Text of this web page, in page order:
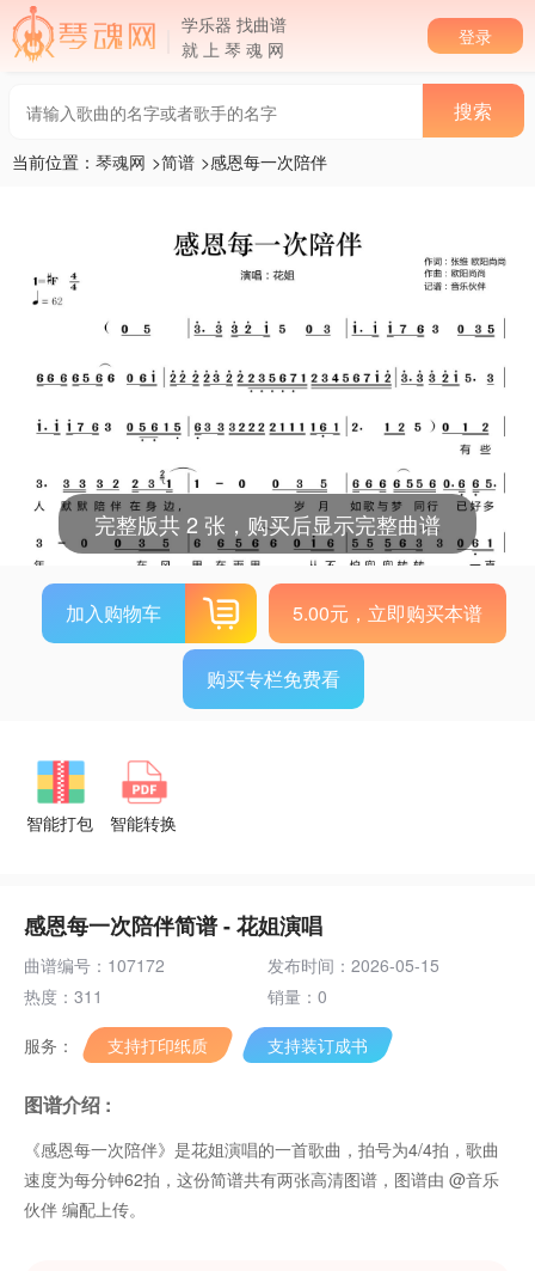
学乐器 找曲谱
就 上 琴 魂 网
登录
当前位置： 琴魂网 >简谱 >感恩每一次陪伴
完整版共 2 张，购买后显示完整曲谱
加入购物车 5.00元，立即购买本谱
购买专栏免费看
智能打包 智能转换
感恩每一次陪伴简谱 - 花姐演唱
曲谱编号：107172
发布时间：2026-05-15
热度：311
销量：0
服务： 支持打印纸质 支持装订成书
图谱介绍 :
《感恩每一次陪伴》是花姐演唱的一首歌曲，拍号为4/4拍，歌曲
速度为每分钟62拍，这份简谱共有两张高清图谱，图谱由 @音乐
伙伴 编配上传。